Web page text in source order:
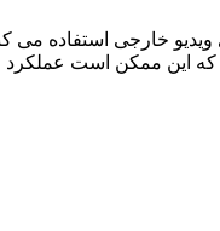
خارجی استفاده می
که این ممکن است